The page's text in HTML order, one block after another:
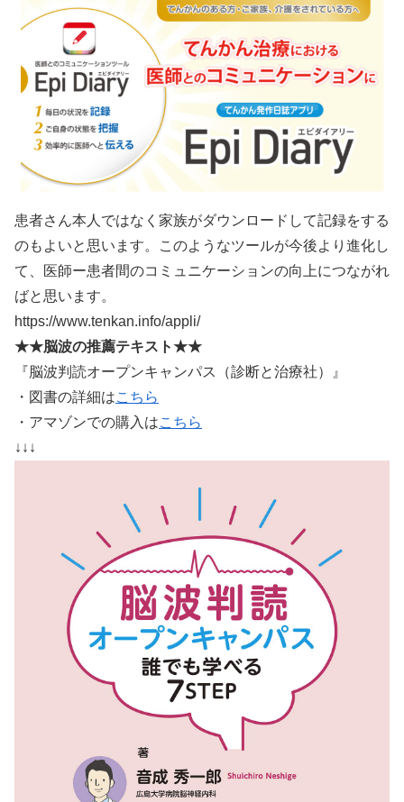
患者さん本人ではなく家族がダウンロードして記録をする
のもよいと思います。このようなツールが今後より進化し
て、医師ー患者間のコミュニケーションの向上につながれ
ばと思います。
https://www.tenkan.info/appli/
★★脳波の推薦テキスト★★
『脳波判読オープンキャンパス（診断と治療社）』
・図書の詳細はこちら
・アマゾンでの購入はこちら
↓↓↓